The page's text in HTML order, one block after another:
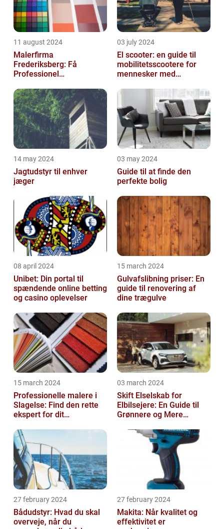
11 august 2024
Malerfirma
Frederiksberg: Få
Professionel
eller virksomhed
03 july 2024
El scooter: en guide til
mobilitetsscootere for
mennesker med
14 may 2024
Jagtudstyr til enhver
jæger
03 may 2024
Guide til at finde den
perfekte bolig
08 april 2024
Unibet: Din portal til
spændende online betting
og casino oplevelser
15 march 2024
Gulvafslibning priser: En
guide til renovering af
dine trægulve
15 march 2024
Professionelle malere i
Slagelse: Find den rette
ekspert for dit
03 march 2024
Skift Elselskab for
Elbilsejere: En Guide til
Grønnere og Mere
27 february 2024
Bådudstyr: Hvad du skal
overveje, når du
27 february 2024
Makita: Når kvalitet og
effektivitet er